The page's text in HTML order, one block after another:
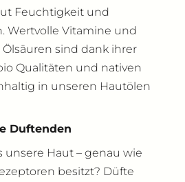
Feuchtigkeit und
Wertvolle Vitamine und
sind dank ihrer
Qualitäten und nativen
in unseren Hautölen
Duftenden
unsere Haut – genau wie
besitzt? Düfte